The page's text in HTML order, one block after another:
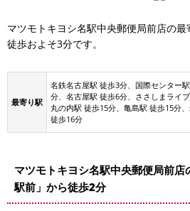
マツモトキヨシ名駅中央郵便局前店の最
徒歩およそ3分です。
最寄り駅
名鉄名古屋駅 徒歩3分、国際センター
分、名古屋駅 徒歩6分、ささしまライ
丸の内駅 徒歩15分、亀島駅 徒歩15分
徒歩16分
マツモトキヨシ名駅中央郵便局前
駅前」から徒歩2分